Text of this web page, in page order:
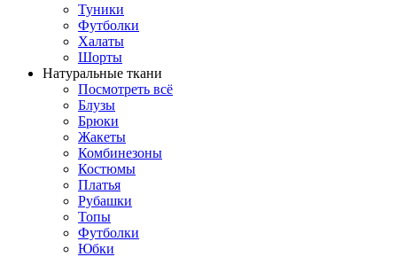
Туники
Футболки
Халаты
Шорты
Натуральные ткани
Посмотреть всё
Блузы
Брюки
Жакеты
Комбинезоны
Костюмы
Платья
Рубашки
Топы
Футболки
Юбки